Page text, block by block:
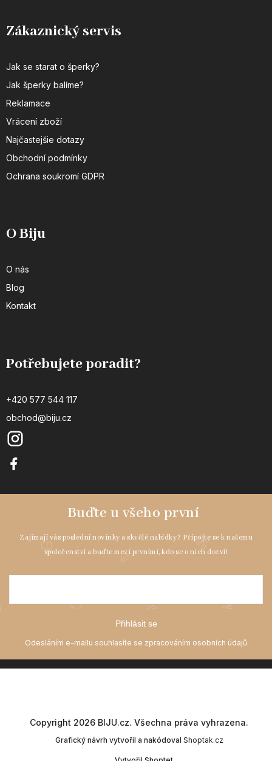
Zákaznický servis
Jak se starat o šperky?
Jak šperky balíme?
Reklamace
Vrácení zboží
Najčastejšie dotazy
Obchodní podmínky
Ochrana soukromí GDPR
O Biju
O nás
Blog
Kontakt
Potřebujete poradit?
+420 577 544 117
obchod@biju.cz
Přihlásit se
Copyright 2026 BIJU.cz. Všechna práva vyhrazena.
Grafický návrh vytvořil a nakódoval Shoptak.cz